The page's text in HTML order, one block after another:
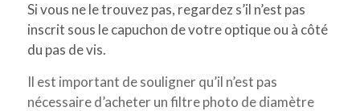
Si vous ne le trouvez pas, regardez s’il n’est pas
inscrit sous le capuchon de votre optique ou à côté
du pas de vis.
Il est important de souligner qu’il n’est pas
nécessaire d’acheter un filtre photo de diamètre